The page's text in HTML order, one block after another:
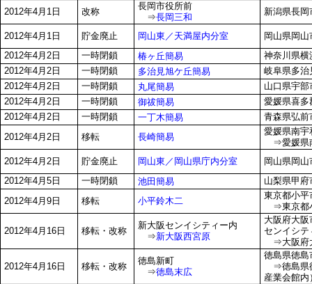
2012年4月1日 改称
長岡市役所前
⇒長岡三和
新潟県長岡
2012年4月1日 貯金廃止 岡山東／天満屋内分室
岡山県岡
2012年4月2日
一時閉鎖 椿ヶ丘簡易
神奈川県横
2012年4月2日
一時閉鎖 多治見旭ケ丘簡易
岐阜県多治
2012年4月2日
一時閉鎖 丸尾簡易
山口県宇部
2012年4月2日
一時閉鎖 御祓簡易
愛媛県喜多
2012年4月2日
一時閉鎖 一丁木簡易
青森県弘前
2012年4月2日
移転 長崎簡易
愛媛県南宇
⇒愛媛県
2012年4月2日
貯金廃止 岡山東／岡山県庁内分室
岡山県岡
2012年4月5日
一時閉鎖 池田簡易
山梨県甲府
2012年4月9日
移転 小平鈴木二
東京都小平
⇒東京都
2012年4月16日 移転・改称
新大阪センイシティー内
⇒新大阪西宮原
大阪府大
センイシ
⇒大阪府
2012年4月16日 移転・改称
徳島新町
⇒徳島末広
徳島県徳島
⇒徳島県
産業会館内